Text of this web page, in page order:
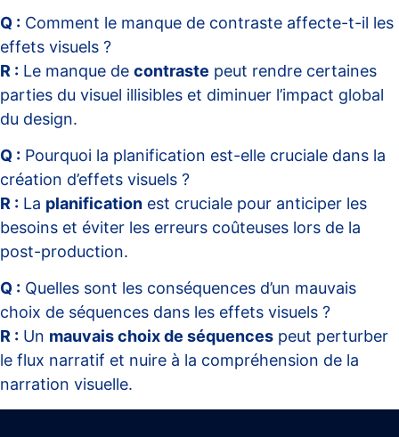
Q : Comment le manque de contraste affecte-t-il les
effets visuels ?
R : Le manque de contraste peut rendre certaines
parties du visuel illisibles et diminuer l’impact global
du design.
Q : Pourquoi la planification est-elle cruciale dans la
création d’effets visuels ?
R : La planification est cruciale pour anticiper les
besoins et éviter les erreurs coûteuses lors de la
post-production.
Q : Quelles sont les conséquences d’un mauvais
choix de séquences dans les effets visuels ?
R : Un mauvais choix de séquences peut perturber
le flux narratif et nuire à la compréhension de la
narration visuelle.